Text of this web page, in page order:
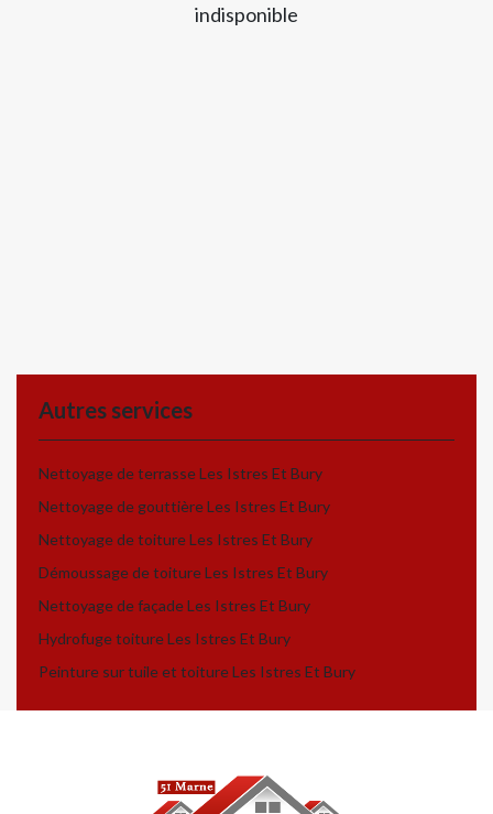
indisponible
Autres services
Nettoyage de terrasse Les Istres Et Bury
Nettoyage de gouttière Les Istres Et Bury
Nettoyage de toiture Les Istres Et Bury
Démoussage de toiture Les Istres Et Bury
Nettoyage de façade Les Istres Et Bury
Hydrofuge toiture Les Istres Et Bury
Peinture sur tuile et toiture Les Istres Et Bury